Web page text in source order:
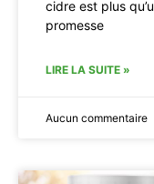
cidre est plus
promesse
LIRE LA SUITE »
Aucun commentaire